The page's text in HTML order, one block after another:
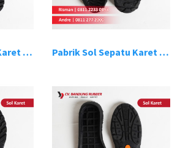
Pabrik Sol Sepatu Karet Bandung 7 Pabrik Sol Sepatu Karet Bandung 8